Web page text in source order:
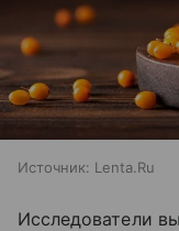
Источник: Lenta.Ru
Исследователи